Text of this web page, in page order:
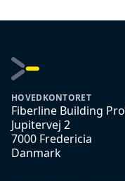
HOVEDKONTORET
Fiberline Building
Jupitervej 2
7000 Fredericia
Danmark